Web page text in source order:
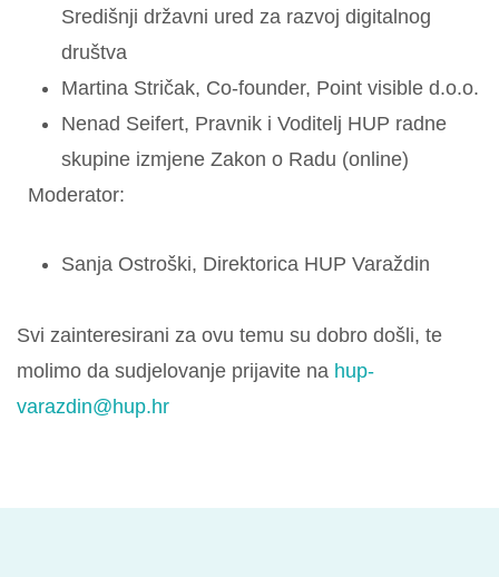
Središnji državni ured za razvoj digitalnog
društva
Martina Stričak, Co-founder, Point visible d.o.o.
Nenad Seifert, Pravnik i Voditelj HUP radne
skupine izmjene Zakon o Radu (online)
Moderator:
Sanja Ostroški, Direktorica HUP Varaždin
Svi zainteresirani za ovu temu su dobro došli, te
molimo da sudjelovanje prijavite na hup-
varazdin@hup.hr